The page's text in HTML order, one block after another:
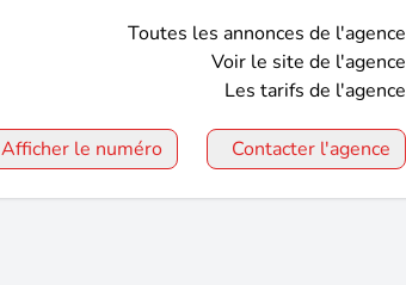
Toutes les annonces de l'agence
Voir le site de l'agence
Les tarifs de l'agence
Afficher le numéro Contacter l'agence